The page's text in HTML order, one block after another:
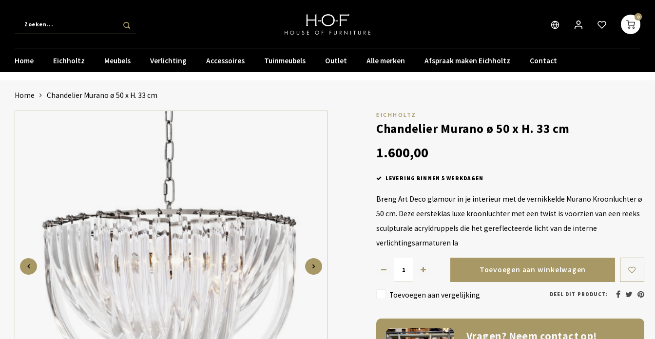
0
Home Eichholtz Meubels Verlichting Accessoires Tuinmeubels Outlet Alle merken Afspraak maken Eichholtz Contact
Home Chandelier Murano ø 50 x H. 33 cm
EICHHOLTZ
Chandelier Murano ø 50 x H. 33 cm
1.600,00
LEVERING BINNEN 5 WERKDAGEN
Breng Art Deco glamour in je interieur met de vernikkelde Murano Kroonluchter ø
50 cm. Deze eersteklas luxe kroonluchter met een twist is voorzien van een reeks
sculpturale acryldruppels die het gereflecteerde licht van de interne
verlichtingsarmaturen la
Toevoegen aan winkelwagen
Toevoegen aan vergelijking DEEL DIT PRODUCT:
Vragen? Neem contact op!